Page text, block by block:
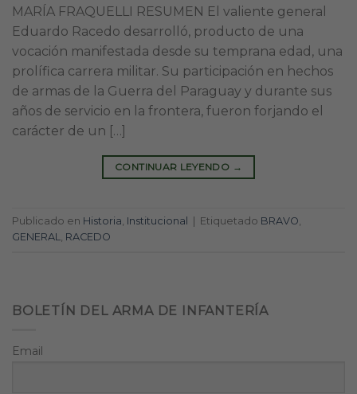
MARÍA FRAQUELLI RESUMEN El valiente general
Eduardo Racedo desarrolló, producto de una
vocación manifestada desde su temprana edad, una
prolífica carrera militar. Su participación en hechos
de armas de la Guerra del Paraguay y durante sus
años de servicio en la frontera, fueron forjando el
carácter de un […]
CONTINUAR LEYENDO →
Publicado en Historia, Institucional Etiquetado BRAVO,
GENERAL, RACEDO
BOLETÍN DEL ARMA DE INFANTERÍA
Email